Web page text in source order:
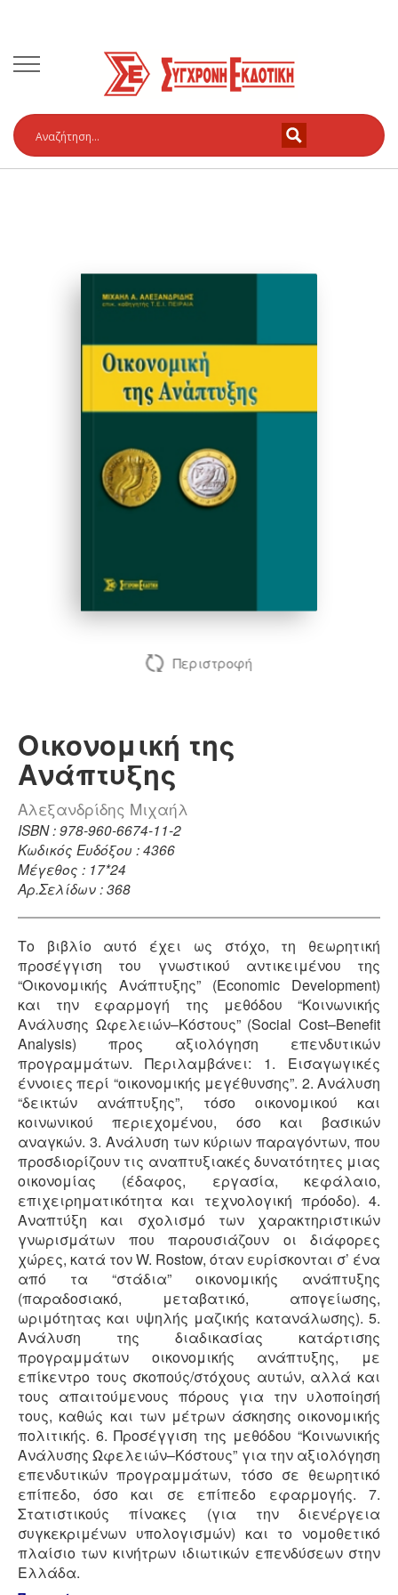
Περιστροφή
Οικονομική της
Ανάπτυξης
Αλεξανδρίδης Μιχαήλ
ISBN : 978-960-6674-11-2
Κωδικός Ευδόξου : 4366
Μέγεθος : 17*24
Αρ.Σελίδων : 368
Το βιβλίο αυτό έχει ως στόχο, τη θεωρητική
προσέγγιση του γνωστικού αντικειμένου της
“Οικονομικής Ανάπτυξης” (Economic Development)
και την εφαρμογή της μεθόδου “Κοινωνικής
Ανάλυσης Ωφελειών–Κόστους” (Social Cost–Benefit
Analysis) προς αξιολόγηση επενδυτικών
προγραμμάτων. Περιλαμβάνει: 1. Εισαγωγικές
έννοιες περί “οικονομικής μεγέθυνσης”. 2. Ανάλυση
“δεικτών ανάπτυξης”, τόσο οικονομικού και
κοινωνικού περιεχομένου, όσο και βασικών
αναγκών. 3. Ανάλυση των κύριων παραγόντων, που
προσδιορίζουν τις αναπτυξιακές δυνατότητες μιας
οικονομίας (έδαφος, εργασία, κεφάλαιο,
επιχειρηματικότητα και τεχνολογική πρόοδο). 4.
Αναπτύξη και σχολισμό των χαρακτηριστικών
γνωρισμάτων που παρουσιάζουν οι διάφορες
χώρες, κατά τον W. Rostow, όταν ευρίσκονται σ’ ένα
από τα “στάδια” οικονομικής ανάπτυξης
(παραδοσιακό, μεταβατικό, απογείωσης,
ωριμότητας και υψηλής μαζικής κατανάλωσης). 5.
Ανάλυση της διαδικασίας κατάρτισης
προγραμμάτων οικονομικής ανάπτυξης, με
επίκεντρο τους σκοπούς/στόχους αυτών, αλλά και
τους απαιτούμενους πόρους για την υλοποίησή
τους, καθώς και των μέτρων άσκησης οικονομικής
πολιτικής. 6. Προσέγγιση της μεθόδου “Κοινωνικής
Ανάλυσης Ωφελειών–Κόστους” για την αξιολόγηση
επενδυτικών προγραμμάτων, τόσο σε θεωρητικό
επίπεδο, όσο και σε επίπεδο εφαρμογής. 7.
Στατιστικούς πίνακες (για την διενέργεια
συγκεκριμένων υπολογισμών) και το νομοθετικό
πλαίσιο των κινήτρων ιδιωτικών επενδύσεων στην
Ελλάδα.